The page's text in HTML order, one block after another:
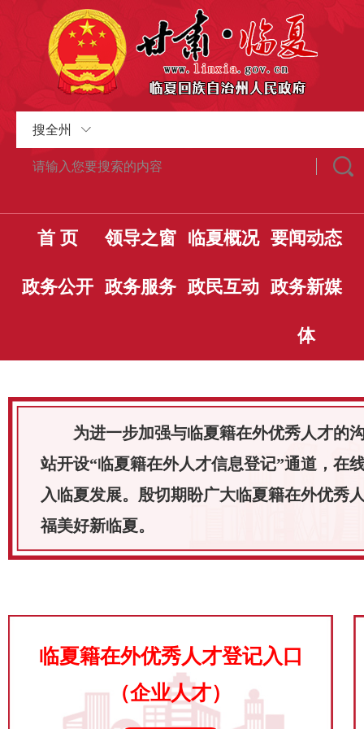
搜全州
首 页 领导之窗 临夏概况 要闻动态
政务公开 政务服务 政民互动 政务新媒
体
为进一步加强与临夏籍在外优秀人才的
站开设“临夏籍在外人才信息登记”通道，在
入临夏发展。殷切期盼广大临夏籍在外优秀
福美好新临夏。
临夏籍在外优秀人才登记入口
（企业人才）